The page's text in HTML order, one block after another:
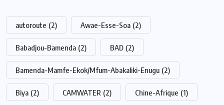
autoroute (2) Awae-Esse-Soa (2)
Babadjou-Bamenda (2) BAD (2)
Bamenda-Mamfe-Ekok/Mfum-Abakaliki-Enugu (2)
Biya (2) CAMWATER (2) Chine-Afrique (1)